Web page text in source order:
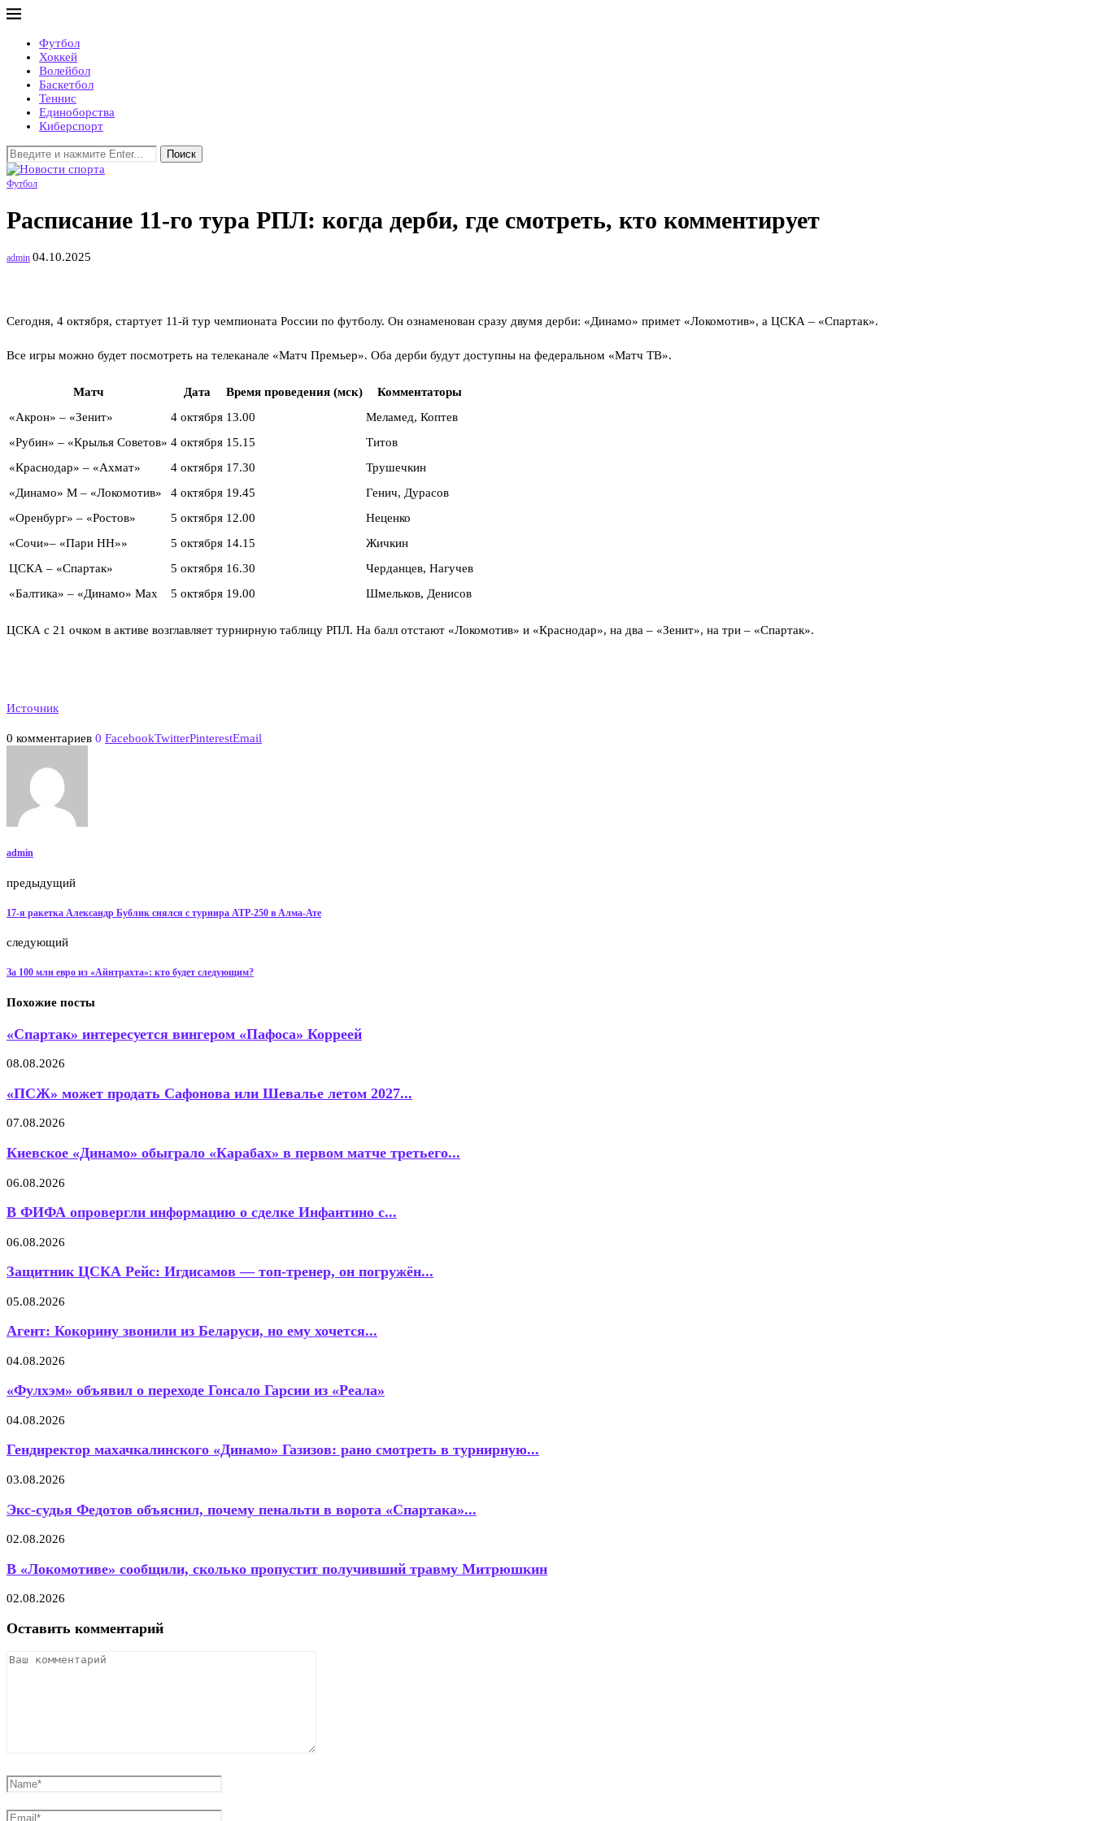
Футбол
Хоккей
Волейбол
Баскетбол
Теннис
Единоборства
Киберспорт
Поиск
Футбол
Расписание 11-го тура РПЛ: когда дерби, где смотреть, кто комментирует
admin 04.10.2025
Сегодня, 4 октября, стартует 11-й тур чемпионата России по футболу. Он ознаменован сразу двумя дерби: «Динамо» примет «Локомотив», а ЦСКА – «Спартак».
Все игры можно будет посмотреть на телеканале «Матч Премьер». Оба дерби будут доступны на федеральном «Матч ТВ».
Матч Дата Время проведения (мск)
Комментаторы
«Акрон» – «Зенит»
4 октября 13.00
Меламед, Коптев
«Рубин» – «Крылья Советов» 4 октября 15.15
Титов
«Краснодар» – «Ахмат»
4 октября 17.30
Трушечкин
«Динамо» М – «Локомотив»
4 октября 19.45
Генич, Дурасов
«Оренбург» – «Ростов»
5 октября 12.00
Неценко
«Сочи»– «Пари НН»»
5 октября 14.15
Жичкин
ЦСКА – «Спартак»
5 октября 16.30
Черданцев, Нагучев
«Балтика» – «Динамо» Мах
5 октября 19.00 Шмельков, Денисов
ЦСКА с 21 очком в активе возглавляет турнирную таблицу РПЛ. На балл отстают «Локомотив» и «Краснодар», на два – «Зенит», на три – «Спартак».
Источник
0 комментариев 0 FacebookTwitterPinterestEmail
admin
предыдущий
17-я ракетка Александр Бублик снялся с турнира ATP-250 в Алма-Ате
следующий
За 100 млн евро из «Айнтрахта»: кто будет следующим?
Похожие посты
«Спартак» интересуется вингером «Пафоса» Корреей
08.08.2026
«ПСЖ» может продать Сафонова или Шевалье летом 2027...
07.08.2026
Киевское «Динамо» обыграло «Карабах» в первом матче третьего...
06.08.2026
В ФИФА опровергли информацию о сделке Инфантино с...
06.08.2026
Защитник ЦСКА Рейс: Игдисамов — топ-тренер, он погружён...
05.08.2026
Агент: Кокорину звонили из Беларуси, но ему хочется...
04.08.2026
«Фулхэм» объявил о переходе Гонсало Гарсии из «Реала»
04.08.2026
Гендиректор махачкалинского «Динамо» Газизов: рано смотреть в турнирную...
03.08.2026
Экс-судья Федотов объяснил, почему пенальти в ворота «Спартака»...
02.08.2026
В «Локомотиве» сообщили, сколько пропустит получивший травму Митрюшкин
02.08.2026
Оставить комментарий